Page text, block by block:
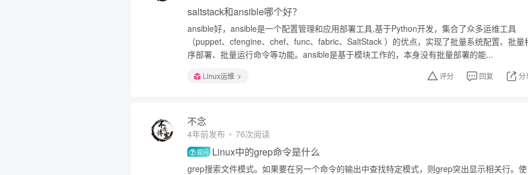
saltstack和ansible哪个好？
ansible好，ansible是一个配置管理和应用部署工具,基于Python开发，集合了众多运维工具
（puppet、cfengine、chef、func、fabric、SaltStack ）的优点，实现了批量系统配置、批量
序部署、批量运行命令等功能。ansible是基于模块工作的，本身没有批量部署的能...
Linux运维 评分 回复 分
不念
4年前发布 76次阅读
提问 Linux中的grep命令是什么
grep搜索文件模式。如果要在另一个命令的输出中查找特定模式，则grep突出显示相关行。使